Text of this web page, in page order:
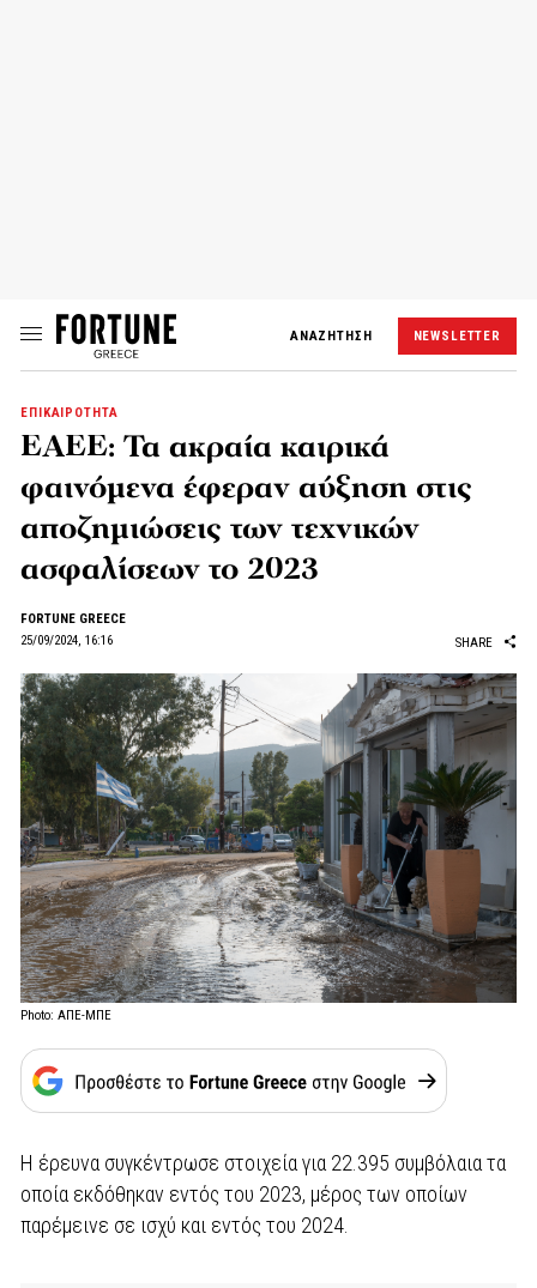
ΑΝΑΖΗΤΗΣΗ NEWSLETTER
ΕΠΙΚΑΙΡΟΤΗΤΑ
ΕΑΕΕ: Τα ακραία καιρικά
φαινόμενα έφεραν αύξηση στις
αποζημιώσεις των τεχνικών
ασφαλίσεων το 2023
FORTUNE GREECE
25/09/2024, 16:16
SHARE
Photo: ΑΠΕ-ΜΠΕ
Η έρευνα συγκέντρωσε στοιχεία για 22.395 συμβόλαια τα
οποία εκδόθηκαν εντός του 2023, μέρος των οποίων
παρέμεινε σε ισχύ και εντός του 2024.